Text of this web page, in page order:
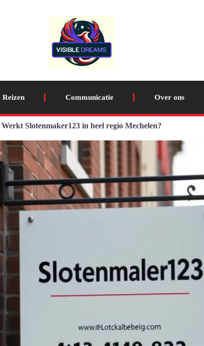
Reizen Communicatie Over ons
Werkt Slotenmaker123 in heel regio Mechelen?